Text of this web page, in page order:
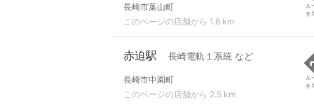
長崎市葉山町
このページの店舗から 1.6 km
ル
を
赤迫駅 長崎電軌１系統 など
長崎市中園町
このページの店舗から 2.5 km
ル
を